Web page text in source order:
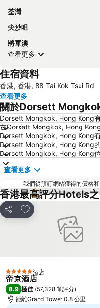
荃灣
尖沙咀
將軍澳
查看更多
住宿資料
香港, 香港, 88 Tai Kok Tsui Rd
查看更多
關於Dorsett
Dorsett Mongkok, Hong Kong
在Dorsett Mongkok, Hong
Dorsett Mongkok, Hong Kong
Dorsett Mongkok, Hong Kong
Dorsett Mongkok, Hong Kong
查看更多
我們從預訂網站獲得的價格
香港最高評分Hotels
分享
放到收藏夾
5 星級 酒店
帝京酒店
8.9 極佳 (57,328 筆評分)
距離Grand Tower 0.8 公里